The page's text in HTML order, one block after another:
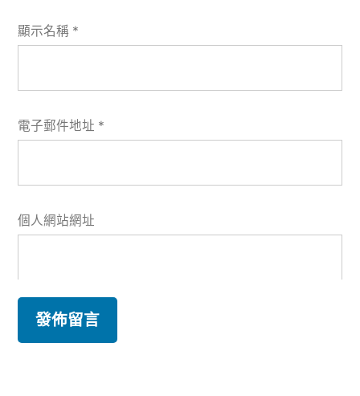
顯示名稱 *
電子郵件地址 *
個人網站網址